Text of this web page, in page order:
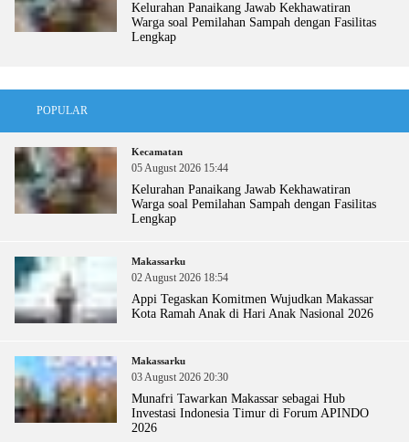
Kelurahan Panaikang Jawab Kekhawatiran
Warga soal Pemilahan Sampah dengan Fasilitas
Lengkap
POPULAR
Kecamatan
05 August 2026 15:44
Kelurahan Panaikang Jawab Kekhawatiran
Warga soal Pemilahan Sampah dengan Fasilitas
Lengkap
Makassarku
02 August 2026 18:54
Appi Tegaskan Komitmen Wujudkan Makassar
Kota Ramah Anak di Hari Anak Nasional 2026
Makassarku
03 August 2026 20:30
Munafri Tawarkan Makassar sebagai Hub
Investasi Indonesia Timur di Forum APINDO
2026